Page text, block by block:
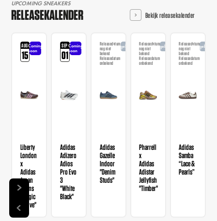
UPCOMING SNEAKERS
RELEASEKALENDER Bekijk releasekalender
AUG
15
Coming
soon
Liberty
London
x
Adidas
Japan
Wmns
"Magic
Mauve"
SEP
01
Coming
soon
Adidas
Adizero
Adios
Pro Evo
3
"White
Black"
Releasedatum
nog niet
bekend
Releasedatum
onbekend
Aangekondigd
Adidas
Gazelle
Indoor
"Denim
Studs"
Releasedatum
nog niet
bekend
Releasedatum
onbekend
Aangekondigd
Pharrell
x
Adidas
Adistar
Jellyfish
"Timber"
Releasedatum
nog niet
bekend
Releasedatum
onbekend
Adidas
Samba
“Lace &
Pearls”